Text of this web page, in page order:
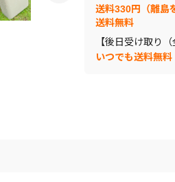
送料330円（離島
送料無料
【後日受け取り（
いつでも送料無料